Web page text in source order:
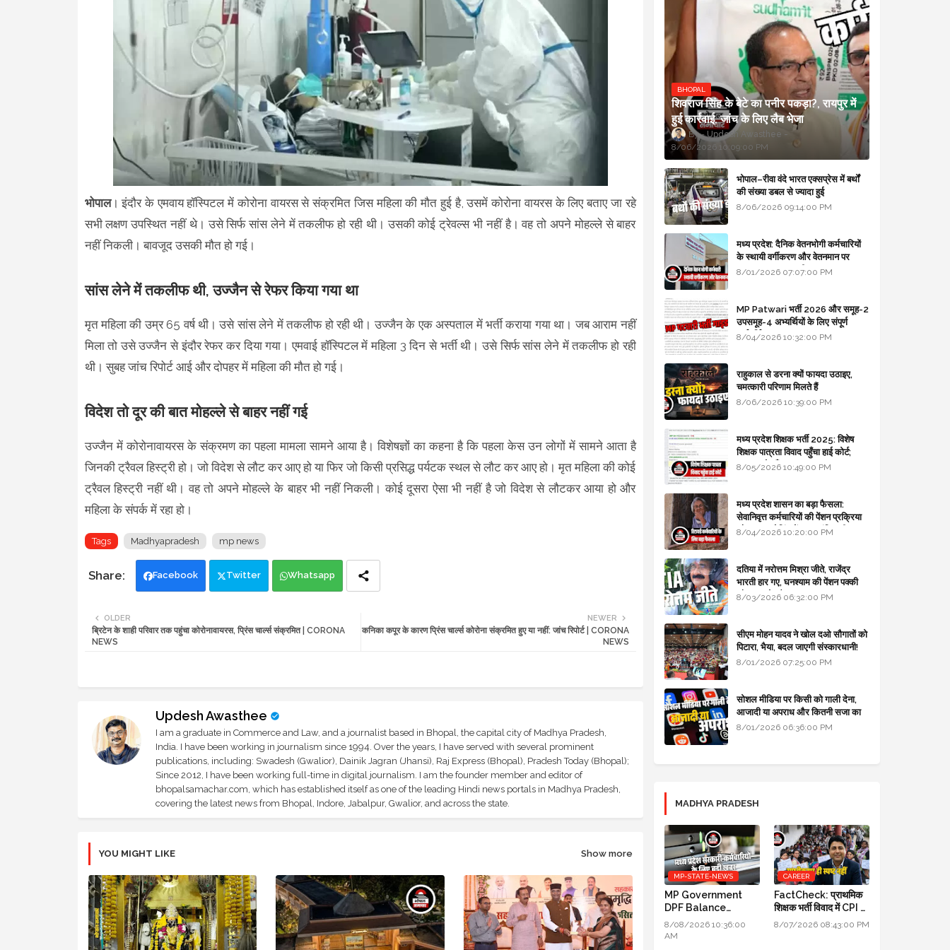
भोपाल। इंदौर के एमवाय हॉस्पिटल में कोरोना वायरस से संक्रमित जिस महिला की मौत हुई है, उसमें कोरोना वायरस के लिए बताए जा रहे
सभी लक्षण उपस्थित नहीं थे। उसे सिर्फ सांस लेने में तकलीफ हो रही थी। उसकी कोई ट्रेवल्स भी नहीं है। वह तो अपने मोहल्ले से बाहर
नहीं निकली। बावजूद उसकी मौत हो गई।
सांस लेने में तकलीफ थी, उज्जैन से रेफर किया गया था
मृत महिला की उम्र 65 वर्ष थी। उसे सांस लेने में तकलीफ हो रही थी। उज्जैन के एक अस्पताल में भर्ती कराया गया था। जब आराम नहीं
मिला तो उसे उज्जैन से इंदौर रेफर कर दिया गया। एमवाई हॉस्पिटल में महिला 3 दिन से भर्ती थी। उसे सिर्फ सांस लेने में तकलीफ हो रही
थी। सुबह जांच रिपोर्ट आई और दोपहर में महिला की मौत हो गई।
विदेश तो दूर की बात मोहल्ले से बाहर नहीं गई
उज्जैन में कोरोनावायरस के संक्रमण का पहला मामला सामने आया है। विशेषज्ञों का कहना है कि पहला केस उन लोगों में सामने आता है
जिनकी ट्रैवल हिस्ट्री हो। जो विदेश से लौट कर आए हो या फिर जो किसी प्रसिद्ध पर्यटक स्थल से लौट कर आए हो। मृत महिला की कोई
ट्रैवल हिस्ट्री नहीं थी। वह तो अपने मोहल्ले के बाहर भी नहीं निकली। कोई दूसरा ऐसा भी नहीं है जो विदेश से लौटकर आया हो और
महिला के संपर्क में रहा हो।
Tags Madhyapradesh mp news
Facebook Twitter Whatsapp
NEWER
कनिका कपूर के कारण प्रिंस चार्ल्स कोरोना संक्रमित हुए या नहीं: जांच रिपोर्ट | CORONA
NEWS
OLDER
ब्रिटेन के शाही परिवार तक पहुंचा कोरोनावायरस, प्रिंस चार्ल्स संक्रमित | CORONA
NEWS
Updesh Awasthee
I am a graduate in Commerce and Law, and a journalist based in Bhopal, the capital city of Madhya Pradesh,
India. I have been working in journalism since 1994. Over the years, I have served with several prominent
publications, including: Swadesh (Gwalior), Dainik Jagran (Jhansi), Raj Express (Bhopal), Pradesh Today (Bhopal);
Since 2012, I have been working full-time in digital journalism. I am the founder member and editor of
bhopalsamachar.com, which has established itself as one of the leading Hindi news portals in Madhya Pradesh,
covering the latest news from Bhopal, Indore, Jabalpur, Gwalior, and across the state.
YOU MIGHT LIKE Show more
BHOPAL
शिवराज सिंह के बेटे का पनीर पकड़ा?, रायपुर में
हुई कार्रवाई, जांच के लिए लैब भेजा
Updesh Awasthee
8/06/2026 10:09:00 PM
भोपाल–रीवा वंदे भारत एक्सप्रेस में बर्थों
की संख्या डबल से ज्यादा हुई
8/06/2026 09:14:00 PM
मध्य प्रदेश: दैनिक वेतनभोगी कर्मचारियों
के स्थायी वर्गीकरण और वेतनमान पर
सरकार का बड़ा स्पष्टीकरण
8/01/2026 07:07:00 PM
MP Patwari भर्ती 2026 और समूह-2
उपसमूह-4 अभ्यर्थियों के लिए संपूर्ण
मार्गदर्शिका
8/04/2026 10:32:00 PM
राहुकाल से डरना क्यों फायदा उठाइए,
चमत्कारी परिणाम मिलते हैं
8/06/2026 10:39:00 PM
मध्य प्रदेश शिक्षक भर्ती 2025: विशेष
शिक्षक पात्रता विवाद पहुँचा हाई कोर्ट;
सरकार से माँगा जवाब
8/05/2026 10:49:00 PM
मध्य प्रदेश शासन का बड़ा फैसला:
सेवानिवृत्त कर्मचारियों की पेंशन प्रक्रिया
और बजट कोडिंग में हुए क्रांतिकारी
8/04/2026 10:20:00 PM
दतिया में नरोत्तम मिश्रा जीते, राजेंद्र
भारती हार गए, घनश्याम की पेंशन पक्की
और आशुतोष बैक टू...
8/03/2026 06:32:00 PM
सीएम मोहन यादव ने खोल दओ सौगातों को
पिटारा, भैया, बदल जाएगी संस्कारधानी!
8/01/2026 07:25:00 PM
सोशल मीडिया पर किसी को गाली देना,
आजादी या अपराध और कितनी सजा का
प्रावधान - free legal advice
8/01/2026 06:36:00 PM
MADHYA PRADESH
MP-STATE-NEWS
MP Government
DPF Balance
Update New
Guidelines 2026:
8/08/2026 10:36:00
AM
CAREER
FactCheck: प्राथमिक
शिक्षक भर्ती विवाद में CPI का
स्पष्टीकरण ही स्पष्ट नहीं
8/07/2026 08:43:00 PM